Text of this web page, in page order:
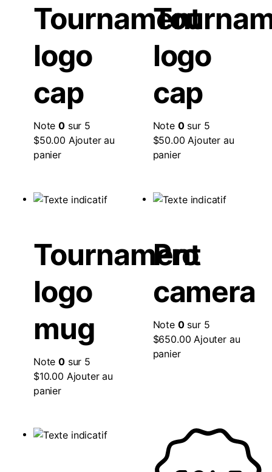
Tournament
logo
cap
Note0sur 5
$50.00 Ajouter au
panier
logo
cap
Note 0sur 5
$50.00 Ajouter au
panier
Tournament
logo
mug
Note0sur 5
$10.00 Ajouter au
panier
Pro
camera
Note 0sur 5
$650.00 Ajouter au
panier